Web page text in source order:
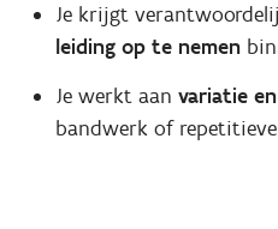
Je krijgt
leiding op te nemen
Je werkt aan variatie
bandwerk of